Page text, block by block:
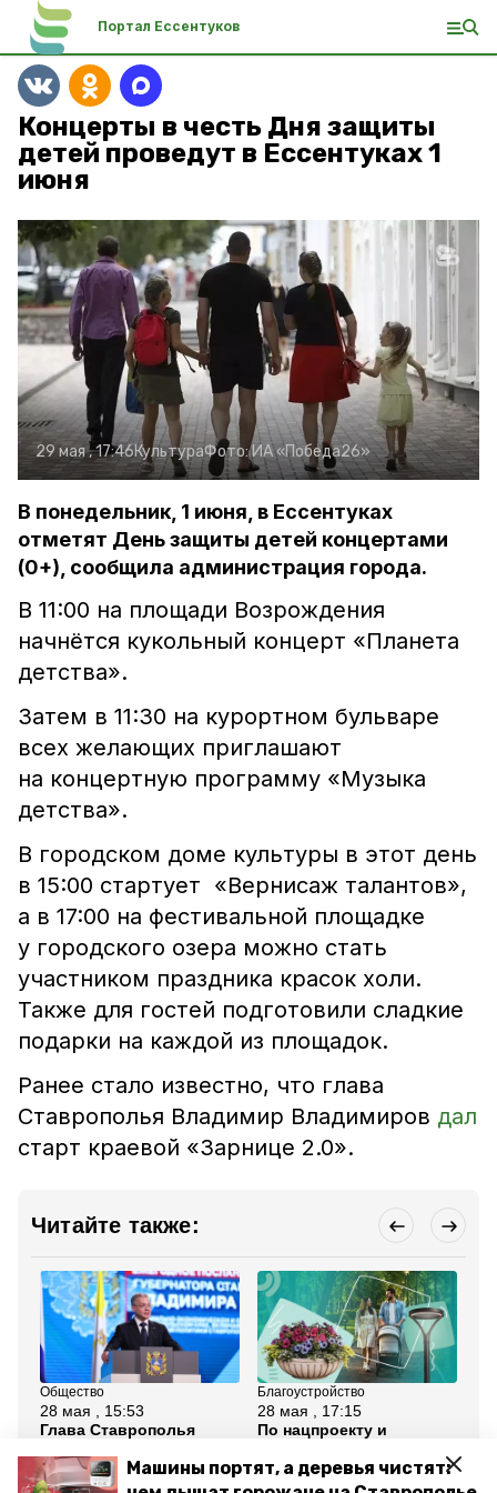
Машины портят, а деревья чистят:
Портал Ессентуков
Концерты в честь Дня защиты
детей проведут в Ессентуках 1
июня
29 мая , 17:46КультураФото:ИА «Победа26»
В понедельник, 1 июня, в Ессентуках
отметят День защиты детей концертами
(0+), сообщила администрация города.
В 11:00 на площади Возрождения
начнётся кукольный концерт «Планета
детства».
Затем в 11:30 на курортном бульваре
всех желающих приглашают
на концертную программу «Музыка
детства».
В городском доме культуры в этот день
в 15:00 стартует «Вернисаж талантов»,
а в 17:00 на фестивальной площадке
у городского озера можно стать
участником праздника красок холи.
Также для гостей подготовили сладкие
подарки на каждой из площадок.
Ранее стало известно, что глава
Ставрополья Владимир Владимиров дал
старт краевой «Зарнице 2.0».
Читайте также:
Общество
28 мая , 15:53
Глава Ставрополья
главы Ессентуков в
общении с жителями
Благоустройство
28 мая , 17:15
По нацпроекту и
Ессентуках выбирают
проекты